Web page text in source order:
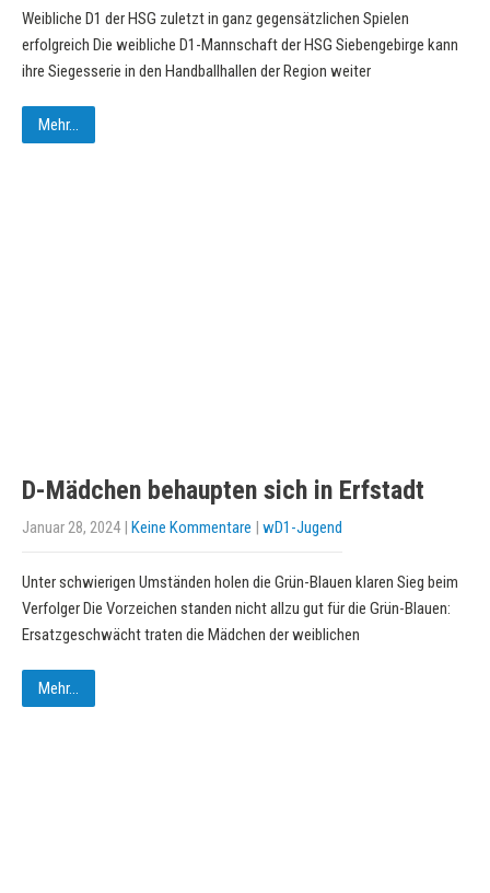
Weibliche D1 der HSG zuletzt in ganz gegensätzlichen Spielen
erfolgreich Die weibliche D1-Mannschaft der HSG Siebengebirge kann
ihre Siegesserie in den Handballhallen der Region weiter
Mehr...
D-Mädchen behaupten sich in Erfstadt
Januar 28, 2024| Keine Kommentare | wD1-Jugend
Unter schwierigen Umständen holen die Grün-Blauen klaren Sieg beim
Verfolger Die Vorzeichen standen nicht allzu gut für die Grün-Blauen:
Ersatzgeschwächt traten die Mädchen der weiblichen
Mehr...